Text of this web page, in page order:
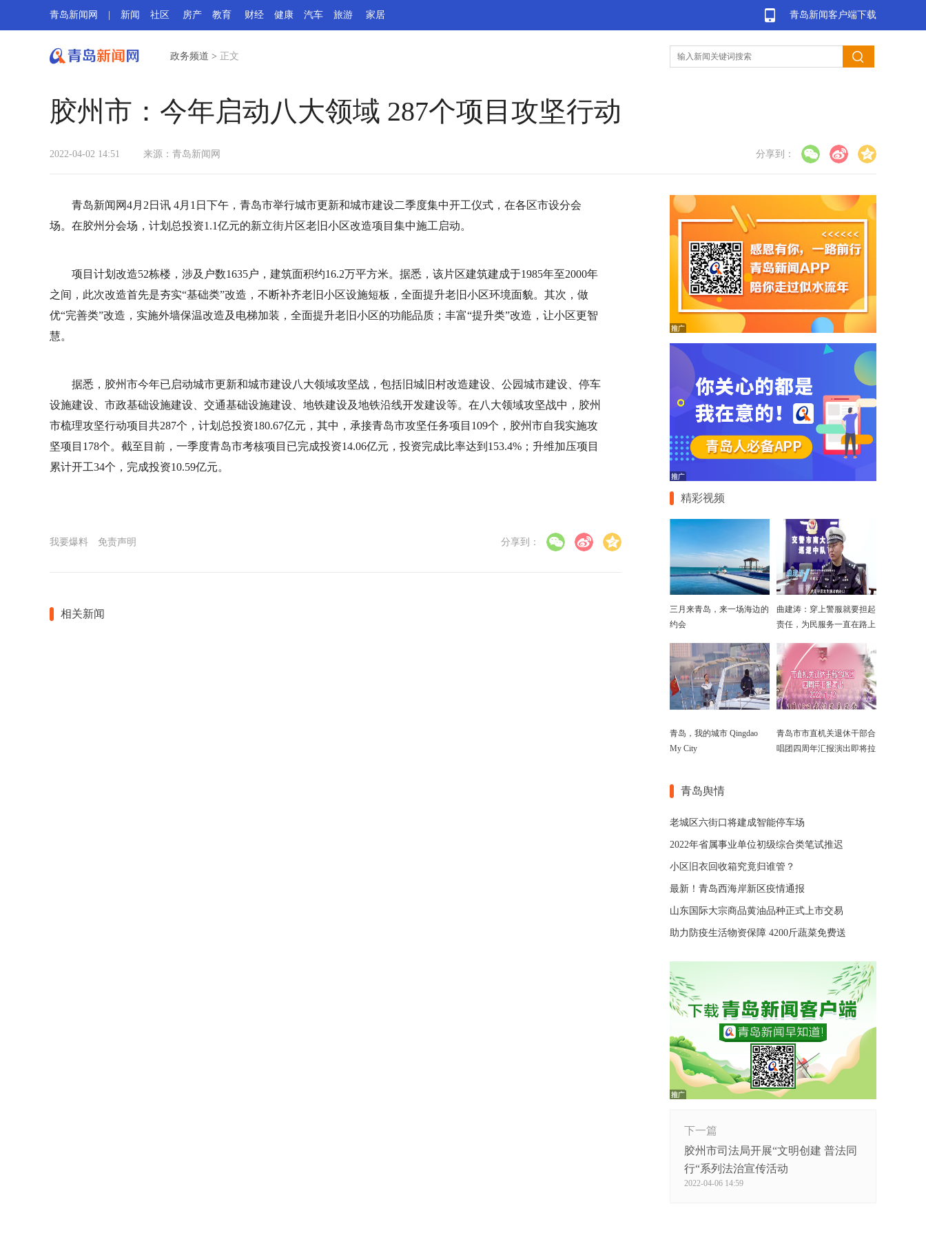
青岛新闻客户端下载
青岛新闻网 新闻 社区 房产 教育 财经 健康 汽车 旅游 家居
政务频道 > 正文
胶州市：今年启动八大领域 287个项目攻坚行动
2022-04-02 14:51 来源： 青岛新闻网 分享到：
青岛新闻网4月2日讯 4月1日下午，青岛市举行城市更新和城市建设二季度集中开工仪式，在各区市设分会
场。在胶州分会场，计划总投资1.1亿元的新立街片区老旧小区改造项目集中施工启动。
项目计划改造52栋楼，涉及户数1635户，建筑面积约16.2万平方米。据悉，该片区建筑建成于1985年至2000年
之间，此次改造首先是夯实“基础类”改造，不断补齐老旧小区设施短板，全面提升老旧小区环境面貌。其次，做
优“完善类”改造，实施外墙保温改造及电梯加装，全面提升老旧小区的功能品质；丰富“提升类”改造，让小区更智
慧。
据悉，胶州市今年已启动城市更新和城市建设八大领域攻坚战，包括旧城旧村改造建设、公园城市建设、停车
设施建设、市政基础设施建设、交通基础设施建设、地铁建设及地铁沿线开发建设等。在八大领域攻坚战中，胶州
市梳理攻坚行动项目共287个，计划总投资180.67亿元，其中，承接青岛市攻坚任务项目109个，胶州市自我实施攻
坚项目178个。截至目前，一季度青岛市考核项目已完成投资14.06亿元，投资完成比率达到153.4%；升维加压项目
累计开工34个，完成投资10.59亿元。
我要爆料 免责声明 分享到：
相关新闻
精彩视频
三月来青岛，来一场海边的
约会
曲建涛：穿上警服就要担起
责任，为民服务一直在路上
青岛，我的城市 Qingdao
My City
青岛市市直机关退休干部合
唱团四周年汇报演出即将拉
青岛舆情
老城区六街口将建成智能停车场
2022年省属事业单位初级综合类笔试推迟
小区旧衣回收箱究竟归谁管？
最新！青岛西海岸新区疫情通报
山东国际大宗商品黄油品种正式上市交易
助力防疫生活物资保障 4200斤蔬菜免费送
下一篇
胶州市司法局开展“文明创建 普法同
行“系列法治宣传活动
2022-04-06 14:59